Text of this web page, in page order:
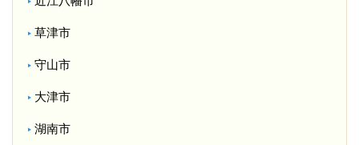
草津市
守山市
大津市
湖南市